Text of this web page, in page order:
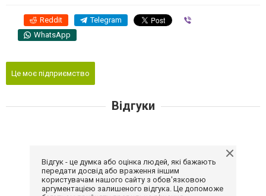
Reddit Telegram
WhatsApp
Це моє підприємство
Відгуки
Відгук - це думка або оцінка людей, які бажають
передати досвід або враження іншим
користувачам нашого сайту з обов'язковою
аргументацією залишеного відгука. Це допоможе